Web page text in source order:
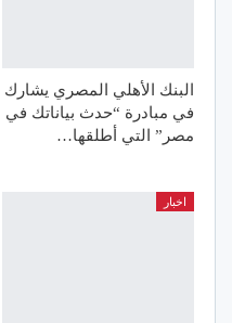
البنك الأهلي المصري يشارك
في مبادرة “حدث بياناتك في
مصر” التي أطلقها…
اخبار